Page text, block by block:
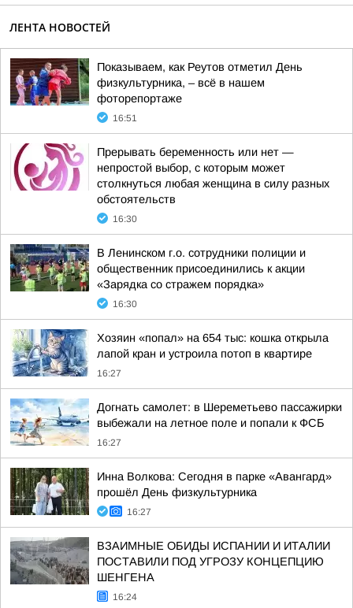
ЛЕНТА НОВОСТЕЙ
Показываем, как Реутов отметил День
физкультурника, – всё в нашем
фоторепортаже
16:51
Прерывать беременность или нет —
непростой выбор, с которым может
столкнуться любая женщина в силу разных
обстоятельств
16:30
В Ленинском г.о. сотрудники полиции и
общественник присоединились к акции
«Зарядка со стражем порядка»
16:30
Хозяин «попал» на 654 тыс: кошка открыла
лапой кран и устроила потоп в квартире
16:27
Догнать самолет: в Шереметьево пассажирки
выбежали на летное поле и попали к ФСБ
16:27
Инна Волкова: Сегодня в парке «Авангард»
прошёл День физкультурника
16:27
ВЗАИМНЫЕ ОБИДЫ ИСПАНИИ И ИТАЛИИ
ПОСТАВИЛИ ПОД УГРОЗУ КОНЦЕПЦИЮ
ШЕНГЕНА
16:24